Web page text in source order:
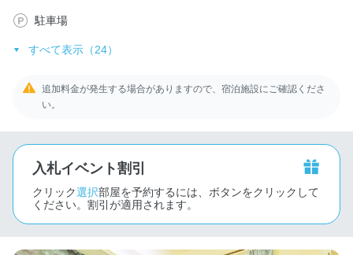
駐車場
すべて表示（24）
追加料金が発生する場合がありますので、宿泊施設にご確認くださ
い。
入札イベント割引
クリック選択部屋を予約するには、ボタンをクリックして
ください。割引が適用されます。